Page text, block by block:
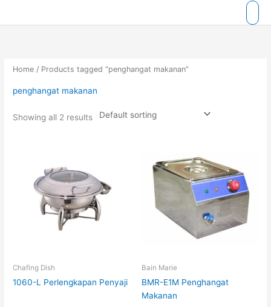
Home / Products tagged “penghangat makanan”
penghangat makanan
Showing all 2 results
Chafing Dish
1060-L Perlengkapan Penyaji
Bain Marie
BMR-E1M Penghangat
Makanan